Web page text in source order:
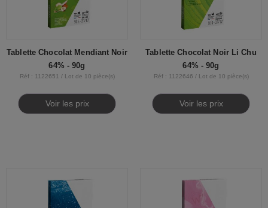
Tablette Chocolat Mendiant Noir
64% - 90g
Réf : 1122651 / Lot de 10 pièce(s)
Voir les prix
Tablette Chocolat Noir Li Chu
64% - 90g
Réf : 1122646 / Lot de 10 pièce(s)
Voir les prix